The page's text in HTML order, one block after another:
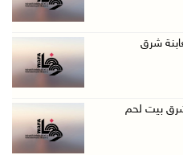
من مخيم قل ...
حول معدلها ...
اعتقالات ...
شرق
بيت لحم